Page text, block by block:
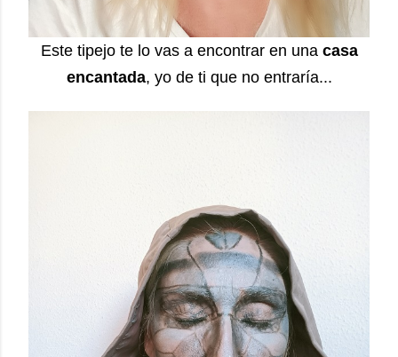
Este tipejo te lo vas a encontrar en una casa
encantada, yo de ti que no entraría...